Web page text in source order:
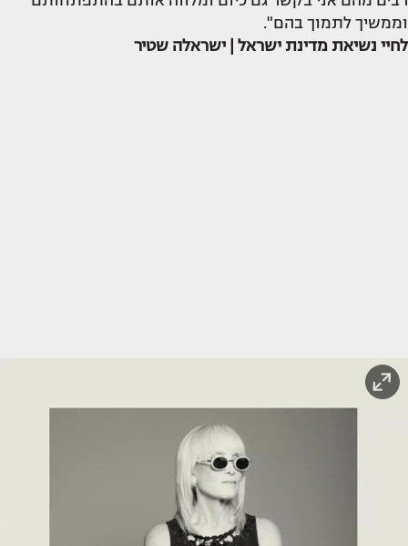
וממשיך לתמוך בהם".
לחיי נשיאת מדינת ישראל | ישראלה שטיר